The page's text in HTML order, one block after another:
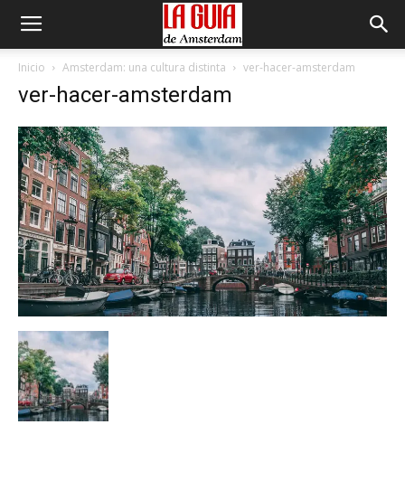
Inicio Amsterdam: una cultura distinta ver-hacer-amsterdam
ver-hacer-amsterdam